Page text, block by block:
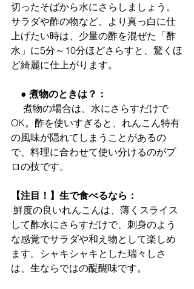
切ったそばから水にさらしましょう。
サラダや酢の物など、より真っ白に仕
上げたい時は、少量の酢を混ぜた「酢
水」に5分～10分ほどさらすと、驚くほ
ど綺麗に仕上がります。
● 煮物のときは？：
煮物の場合は、水にさらすだけで
OK。酢を使いすぎると、れんこん特有
の風味が隠れてしまうことがあるの
で、料理に合わせて使い分けるのがプ
ロの技です。
【注目！】生で食べるなら：
鮮度の良いれんこんは、薄くスライス
して酢水にさらすだけで、刺身のよう
な感覚でサラダや和え物として楽しめ
ます。シャキシャキとした瑞々しさ
は、生ならではの醍醐味です。